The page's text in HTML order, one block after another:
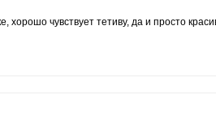
хорошо чувствует тетиву, да и просто